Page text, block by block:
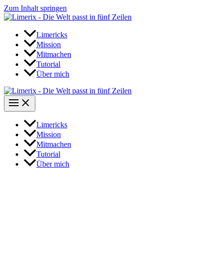
Zum Inhalt springen
Limericks
Mission
Mitmachen
Tutorial
Über mich
Limericks
Mission
Mitmachen
Tutorial
Über mich